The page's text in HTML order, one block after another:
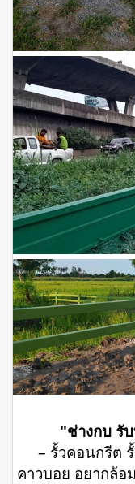
"ช่างกบ รั
– รั้วคอนกรีต
คาวบอย อยากล้อ